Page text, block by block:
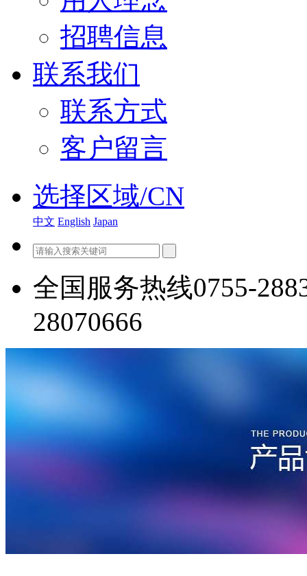
招聘信息
联系我们
联系方式
客户留言
选择区域/CN
中文 English Japan
全国服务热线0755-
28070666